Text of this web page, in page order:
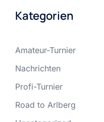
Kategorien
Amateur-Turnier
Nachrichten
Profi-Turnier
Road to Arlberg